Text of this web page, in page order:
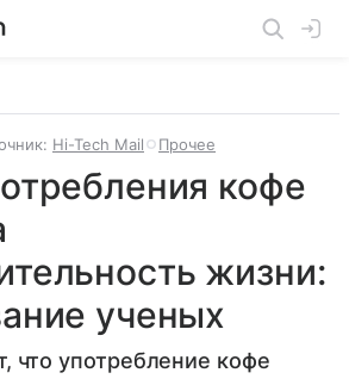
Hi-Tech Mail Прочее
кофе
жизни:
ученых
что употребление кофе